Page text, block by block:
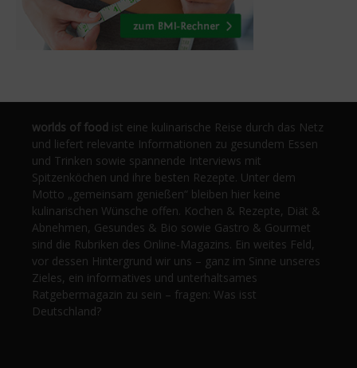
worlds of food ist eine kulinarische Reise durch das Netz
und liefert relevante Informationen zu gesundem Essen
und Trinken sowie spannende Interviews mit
Spitzenköchen und ihre besten Rezepte. Unter dem
Motto „gemeinsam genießen“ bleiben hier keine
kulinarischen Wünsche offen. Kochen & Rezepte, Diät &
Abnehmen, Gesundes & Bio sowie Gastro & Gourmet
sind die Rubriken des Online-Magazins. Ein weites Feld,
vor dessen Hintergrund wir uns – ganz im Sinne unseres
Zieles, ein informatives und unterhaltsames
Ratgebermagazin zu sein – fragen: Was isst
Deutschland?